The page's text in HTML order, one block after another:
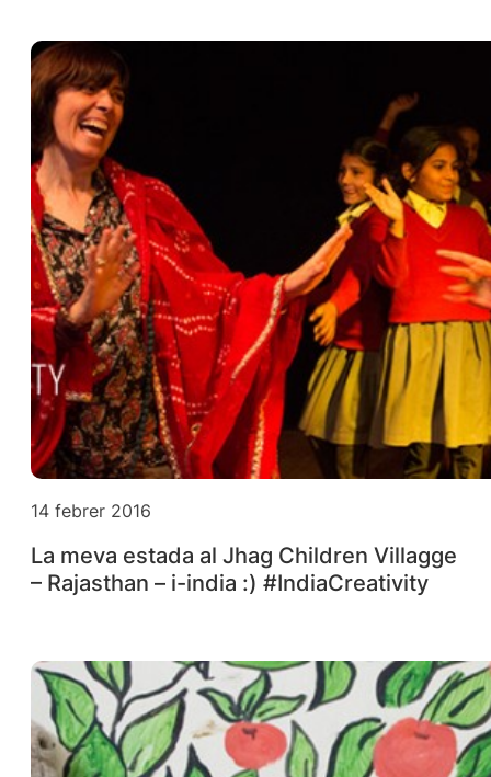
14 febrer 2016
La meva estada al Jhag Children Villagge
– Rajasthan – i-india :) #IndiaCreativity